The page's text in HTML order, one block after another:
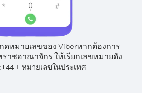
หมายเลขของ Viberหากต้องการ
าชอาณาจักร ให้เรียกเลขหมายดัง
+44+ หมายเลขในประเทศ